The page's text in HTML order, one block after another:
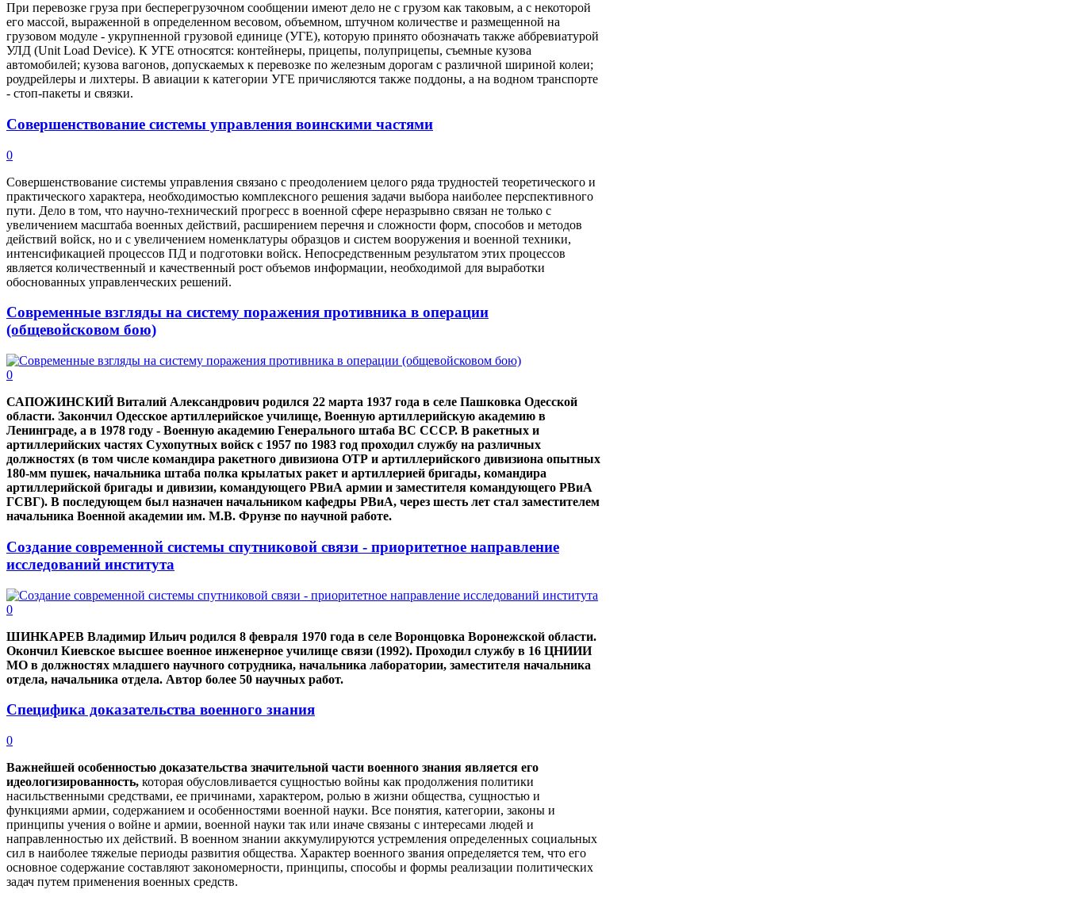
При перевозке груза при бесперегрузочном сообщении имеют дело не с грузом как таковым, а с некоторой
его массой, выраженной в определенном весовом, объемном, штучном количестве и размещенной на
грузовом модуле - укрупненной грузовой единице (УГЕ), которую принято обозначать также аббревиатурой
УЛД (Unit Load Device). К УГЕ относятся: контейнеры, прицепы, полуприцепы, съемные кузова
автомобилей; кузова вагонов, допускаемых к перевозке по железным дорогам с различной шириной колеи;
роудрейлеры и лихтеры. В авиации к категории УГЕ причисляются также поддоны, а на водном транспорте
- стоп-пакеты и связки.
Совершенствование системы управления воинскими частями
0
Совершенствование системы управления связано с преодолением целого ряда трудностей теоретического и
практического характера, необходимостью комплексного решения задачи выбора наиболее перспективного
пути. Дело в том, что научно-технический прогресс в военной сфере неразрывно связан не только с
увеличением масштаба военных действий, расширением перечня и сложности форм, способов и методов
действий войск, но и с увеличением номенклатуры образцов и систем вооружения и военной техники,
интенсификацией процессов ПД и подготовки войск. Непосредственным результатом этих процессов
является количественный и качественный рост объемов информации, необходимой для выработки
обоснованных управленческих решений.
Современные взгляды на систему поражения противника в операции
(общевойсковом бою)
0
САПОЖИНСКИЙ Виталий Александрович родился 22 марта 1937 года в селе Пашковка Одесской
области. Закончил Одесское артиллерийское училище, Военную артиллерийскую академию в
Ленинграде, а в 1978 году - Военную академию Генерального штаба ВС СССР. В ракетных и
артиллерийских частях Сухопутных войск с 1957 по 1983 год проходил службу на различных
должностях (в том числе командира ракетного дивизиона ОТР и артиллерийского дивизиона опытных
180-мм пушек, начальника штаба полка крылатых ракет и артиллерией бригады, командира
артиллерийской бригады и дивизии, командующего РВиА армии и заместителя командующего РВиА
ГСВГ). В последующем был назначен начальником кафедры РВиА, через шесть лет стал заместителем
начальника Военной академии им. М.В. Фрунзе по научной работе.
Создание современной системы спутниковой связи - приоритетное направление
исследований института
0
ШИНКАРЕВ Владимир Ильич родился 8 февраля 1970 года в селе Воронцовка Воронежской области.
Окончил Киевское высшее военное инженерное училище связи (1992). Проходил службу в 16 ЦНИИИ
МО в должностях младшего научного сотрудника, начальника лаборатории, заместителя начальника
отдела, начальника отдела. Автор более 50 научных работ.
Специфика доказательства военного знания
0
Важнейшей особенностью доказательства значительной части военного знания является его
идеологизированность, которая обусловливается сущностью войны как продолжения политики
насильственными средствами, ее причинами, характером, ролью в жизни общества, сущностью и
функциями армии, содержанием и особенностями военной науки. Все понятия, категории, законы и
принципы учения о войне и армии, военной науки так или иначе связаны с интересами людей и
направленностью их действий. В военном знании аккумулируются устремления определенных социальных
сил в наиболее тяжелые периоды развития общества. Характер военного звания определяется тем, что его
основное содержание составляют закономерности, принципы, способы и формы реализации политических
задач путем применения военных средств.